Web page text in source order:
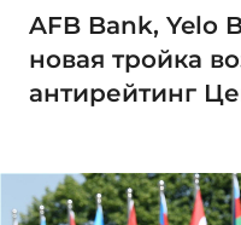
AFB Bank, Yelo
новая тройка
антирейтинг